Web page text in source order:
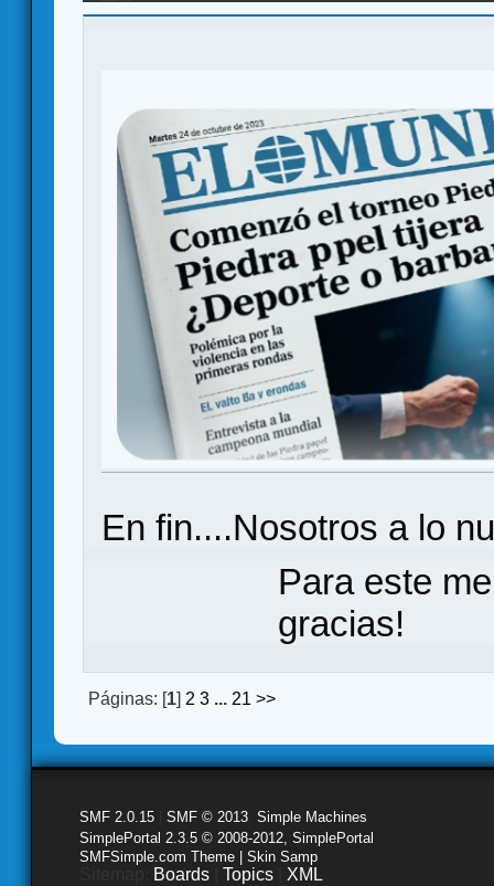
En fin....Nosotros a lo
Para este
gracias!
Páginas: [1] 2 3 ... 21 >>
SMF 2.0.15 SMF © 2013 Simple Machines
SimplePortal 2.3.5 © 2008-2012, SimplePortal
SMFSimple.com Theme | Skin Samp
Boards Topics XML